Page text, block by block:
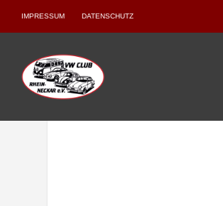
IMPRESSUM DATENSCHUTZ